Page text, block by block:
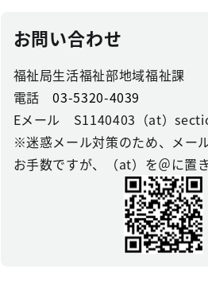
お問い合わせ
福祉局生活福祉部地域福祉課
電話03-5320-4039
Eメール S1140403（at）
※迷惑メール対策のため、メー
お手数ですが、（at）を＠に置